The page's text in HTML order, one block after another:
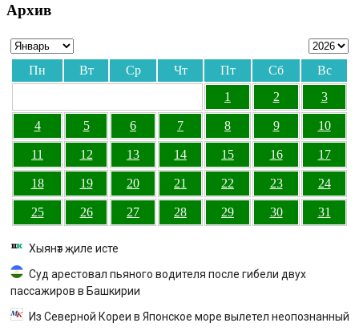
Архив
Пн Вт Ср Чт Пт Сб
Вс
1
2 3
4 5 6 7 8 9 10
11 12 13 14 15 16 17
18 19 20 21 22 23 24
25 26 27 28 29 30 31
Хыянәт җиле исте
Суд арестовал пьяного водителя после гибели двух
пассажиров в Башкирии
Из Северной Кореи в Японское море вылетел неопознанный